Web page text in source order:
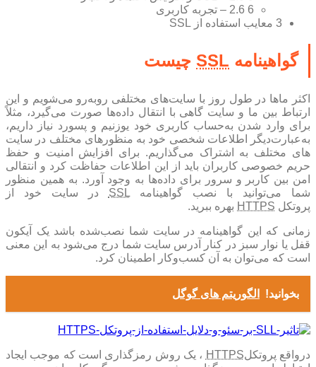
2.6 6 – تجربه کاربری
3 معایب استفاده از SSL
گواهینامه SSL چیست
اکثر ماها در طول روز با سایت‌های مختلفی روبه‌رو می‌شویم و این
ارتباط بین ما و سایت گاهی با انتقال داده‌ها صورت می‌گیرد، مثلاً
برای وارد شدن به‌حساب کاربری خود یوزنیم و پسورد نیاز داریم،
به‌عبارت‌دیگر اطلاعات شخصی خود به منظورهای مختلف در سایت
های مختلف به اشتراک می‌گذاریم. برای افزایش امنیت و حفظ
حریم خصوصی کاربران باید از این اطلاعات حفاظت کرد و انتقالی
امن بین کاربر و سرور برای داده‌ها به وجود آورد. به همین منظور
شما می‌توانید با نصب گواهینامه SSL در سایت خود از
پروتکل HTTPS بهره ببرید.
زمانی که این گواهینامه در سایت شما نصب‌شده باشد یک آیکون
قفل یا نوار سبز در کنار آدرس سایت شما درج می‌شود به این معنی
است که می‌توان به آن کسب‌وکار اطمینان کرد.
بخوانید! الگوریتم های گوگل
درواقع پروتکلHTTPS ، یک روش رمزگذاری است که موجب ایجاد